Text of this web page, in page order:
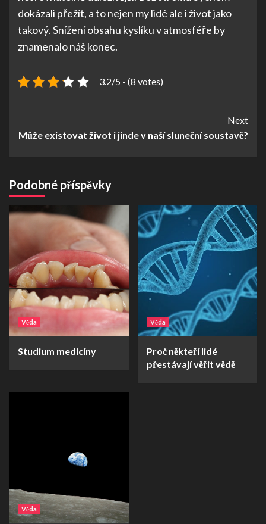
dokázali přežít, a to nejen my lidé ale i život jako
takový. Snížení obsahu kyslíku v atmosféře by
znamenalo náš konec.
3.2/5 - (8 votes)
Reading
Next
Může existovat život i jinde v naší sluneční soustavě?
Podobné příspěvky
Věda
Studium medicíny
Věda
Proč někteří lidé
přestávají věřit vědě
Věda